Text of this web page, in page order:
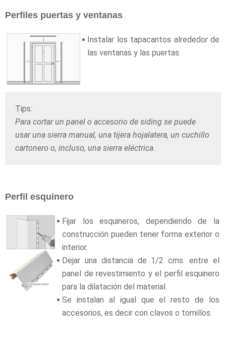
Perfiles puertas y ventanas
Instalar los tapacantos alrededor de
las ventanas y las puertas.
Tips:
Para cortar un panel o accesorio de siding se puede
usar una sierra manual, una tijera hojalatera, un cuchillo
cartonero o, incluso, una sierra eléctrica.
Perfil esquinero
Fijar los esquineros, dependiendo de la
construcción pueden tener forma exterior o
interior.
Dejar una distancia de 1/2 cms. entre el
panel de revestimiento y el perfil esquinero
para la dilatación del material.
Se instalan al igual que el resto de los
accesorios, es decir con clavos o tornillos.